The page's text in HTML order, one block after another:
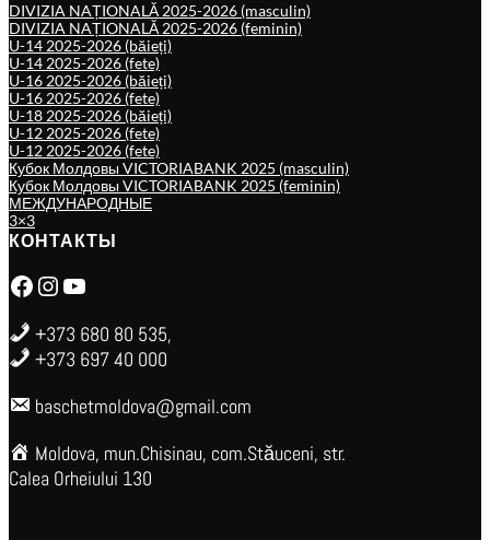
DIVIZIA NAȚIONALĂ 2025-2026 (masculin)
DIVIZIA NAȚIONALĂ 2025-2026 (feminin)
U-14 2025-2026 (băieți)
U-14 2025-2026 (fete)
U-16 2025-2026 (băieți)
U-16 2025-2026 (fete)
U-18 2025-2026 (băieți)
U-12 2025-2026 (fete)
U-12 2025-2026 (fete)
Кубок Молдовы VICTORIABANK 2025 (masculin)
Кубок Молдовы VICTORIABANK 2025 (feminin)
МЕЖДУНАРОДНЫЕ
3×3
КОНТАКТЫ
Facebook Instagram YouTube
+373 680 80 535,
+373 697 40 000
baschetmoldova@gmail.com
Moldova, mun.Chisinau, com.Stăuceni, str.
Calea Orheiului 130